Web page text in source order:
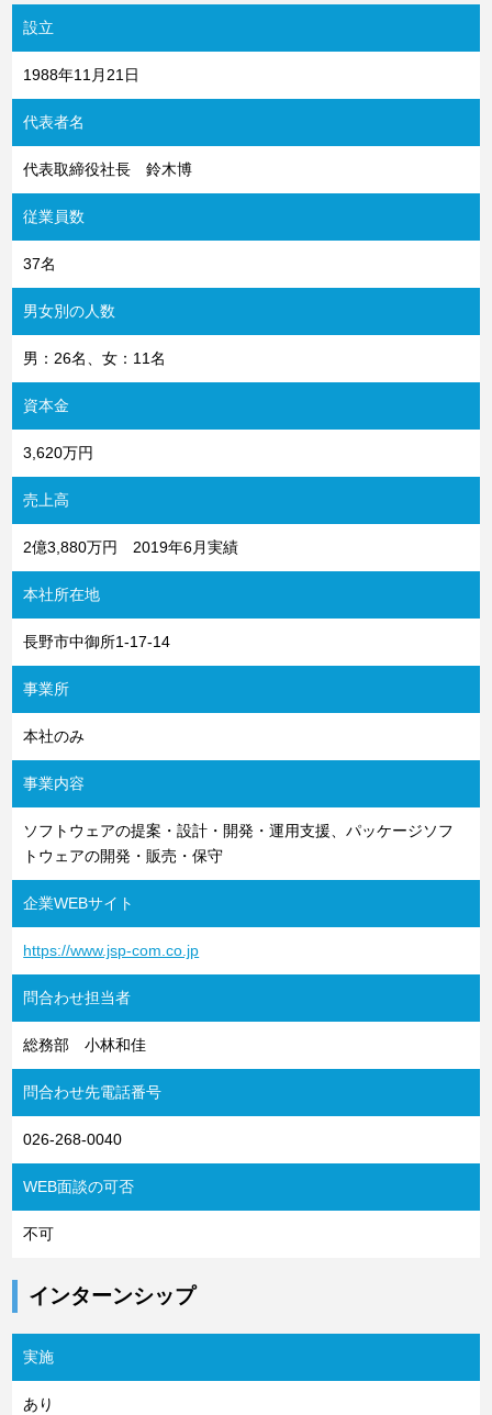
設立
1988年11月21日
代表者名
代表取締役社長 鈴木博
従業員数
37名
男女別の人数
男：26名、女：11名
資本金
3,620万円
売上高
2億3,880万円 2019年6月実績
本社所在地
長野市中御所1-17-14
事業所
本社のみ
事業内容
ソフトウェアの提案・設計・開発・運用支援、パッケージソフ
トウェアの開発・販売・保守
企業WEBサイト
https://www.jsp-com.co.jp
問合わせ担当者
総務部 小林和佳
問合わせ先電話番号
026-268-0040
WEB面談の可否
不可
インターンシップ
実施
あり